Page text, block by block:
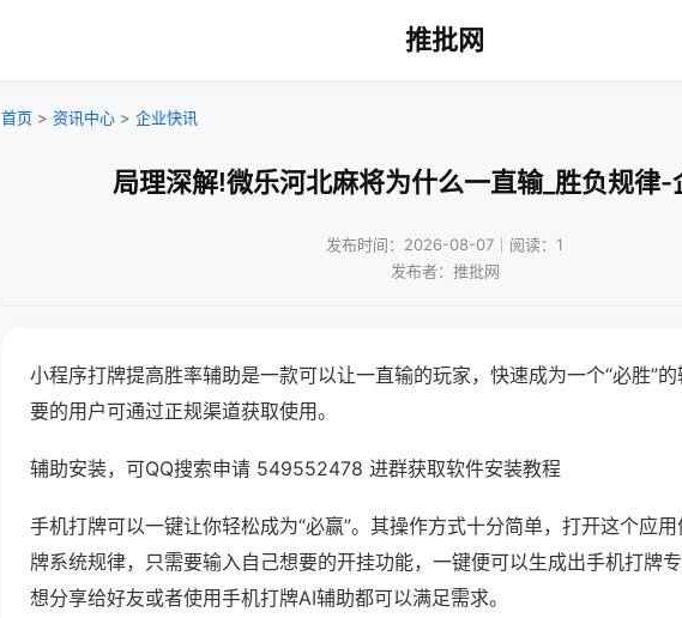
推批网
首页 > 资讯中心 > 企业快讯
局理深解!微乐河北麻将为什么一直输_胜负规律-
发布时间：2026-08-07｜阅读：1
发布者：推批网
小程序打牌提高胜率辅助是一款可以让一直输的玩家，快速成为一个“必胜”
要的用户可通过正规渠道获取使用。
辅助安装，可QQ搜索申请 549552478 进群获取软件安装教程
手机打牌可以一键让你轻松成为“必赢”。其操作方式十分简单，打开这个应
牌系统规律，只需要输入自己想要的开挂功能，一键便可以生成出手机打牌
想分享给好友或者使用手机打牌AI辅助都可以满足需求。